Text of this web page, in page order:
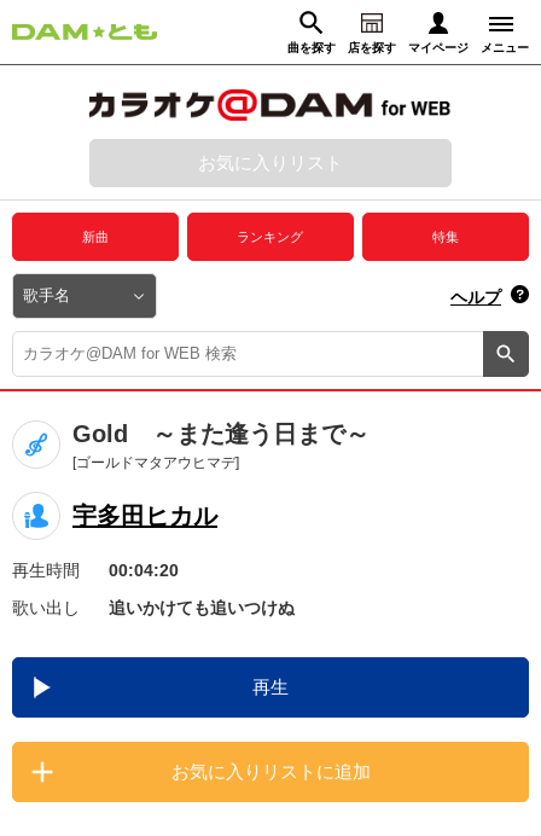
曲を探す 店を探す マイページ メニュー
動画からさがす 録音からさがす
ログイン
プレミアムサービス
DAM★とも動画
DAM★とも録音
カラオケ＠DAM
ユーザー検索
キャンペーン
お知らせ よくあるご質問
DAMの新曲・ランキングなど
カラオケ最新情報をチェック！
お気に入りリスト
新曲 ランキング 特集
ヘルプ
Gold ～また逢う日まで～
[ゴールドマタアウヒマデ]
宇多田ヒカル
再生時間
00:04:20
歌い出し
追いかけても追いつけぬ
再生
お気に入りリストに追加